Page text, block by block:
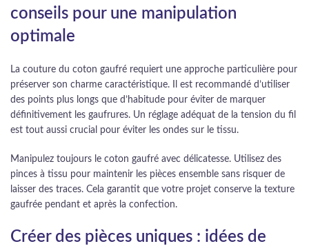
conseils pour une manipulation
optimale
La couture du coton gaufré requiert une approche particulière pour
préserver son charme caractéristique. Il est recommandé d’utiliser
des points plus longs que d’habitude pour éviter de marquer
définitivement les gaufrures. Un réglage adéquat de la tension du fil
est tout aussi crucial pour éviter les ondes sur le tissu.
Manipulez toujours le coton gaufré avec délicatesse. Utilisez des
pinces à tissu pour maintenir les pièces ensemble sans risquer de
laisser des traces. Cela garantit que votre projet conserve la texture
gaufrée pendant et après la confection.
Créer des pièces uniques : idées de